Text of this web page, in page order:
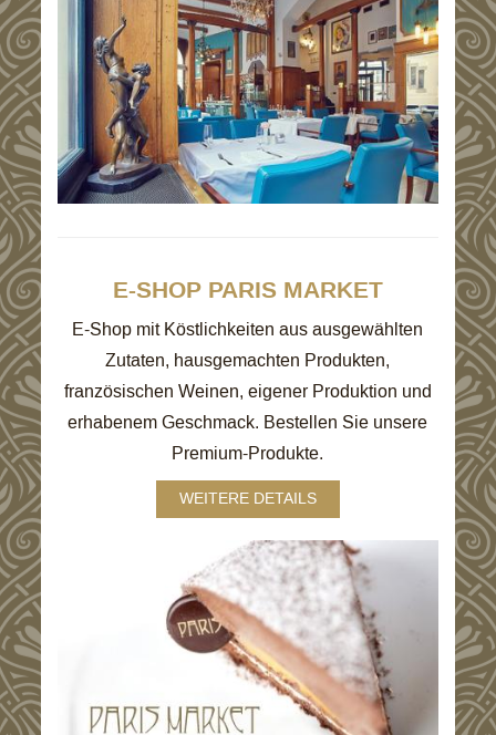
E-SHOP PARIS MARKET
E-Shop mit Köstlichkeiten aus ausgewählten
Zutaten, hausgemachten Produkten,
französischen Weinen, eigener Produktion und
erhabenem Geschmack. Bestellen Sie unsere
Premium-Produkte.
WEITERE DETAILS